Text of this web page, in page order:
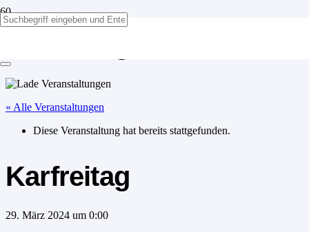
« Alle Veranstaltungen
Diese Veranstaltung hat bereits stattgefunden.
Karfreitag
29. März 2024 um 0:00